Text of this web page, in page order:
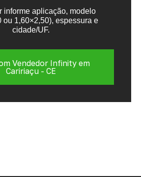
informe aplicação, modelo
ou 1,60×2,50), espessura e
cidade/UF.
Vendedor Infinity em
Caririaçu - CE